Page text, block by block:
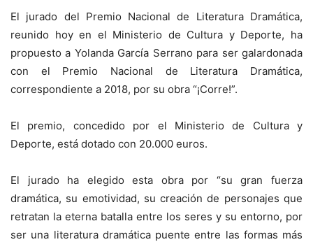
El jurado del Premio Nacional de Literatura Dramática,
reunido hoy en el Ministerio de Cultura y Deporte, ha
propuesto a Yolanda García Serrano para ser galardonada
con el Premio Nacional de Literatura Dramática,
correspondiente a 2018, por su obra “¡Corre!”.
El premio, concedido por el Ministerio de Cultura y
Deporte, está dotado con 20.000 euros.
El jurado ha elegido esta obra por “su gran fuerza
dramática, su emotividad, su creación de personajes que
retratan la eterna batalla entre los seres y su entorno, por
ser una literatura dramática puente entre las formas más